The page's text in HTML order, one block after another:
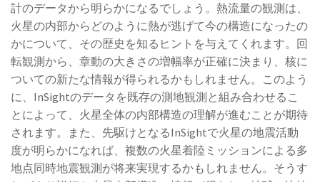
計のデータから明らかになるでしょう。熱流量の観測は、
火星の内部からどのように熱が逃げて今の構造になったの
かについて、その歴史を知るヒントを与えてくれます。回
転観測から、章動の大きさの増幅率が正確に決まり、核に
ついての新たな情報が得られるかもしれません。このよう
に、InSightのデータを既存の測地観測と組み合わせるこ
とによって、火星全体の内部構造の理解が進むことが期待
されます。また、先駆けとなるInSightで火星の地震活動
度が明らかになれば、複数の火星着陸ミッションによる多
地点同時地震観測が将来実現するかもしれません。そうす